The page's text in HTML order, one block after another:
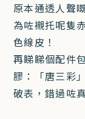
原本通透人聲
為咗襯托呢隻
色線皮！
再睇睇個配件
膠：「唐三彩
破表，錯過咗